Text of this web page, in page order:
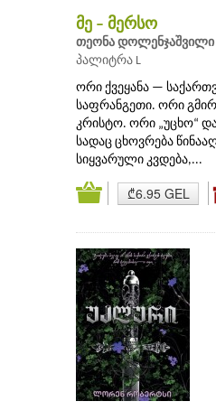
მე – მერსო
თეონა დოლენჯაშვილი
პალიტრა L
ორი ქვეყანა —
საფრანგეთი. ორი
კრისტო. ორი „უცხო“
სადაც ცხოვრება
სიყვარული კვდება,...
₾6.95 GEL